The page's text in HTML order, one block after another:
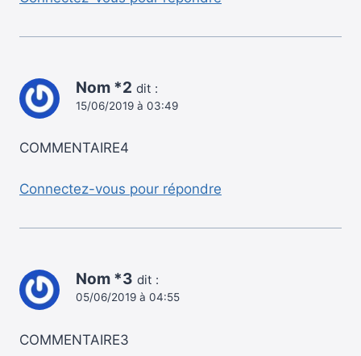
Nom *2 dit :
15/06/2019 à 03:49
COMMENTAIRE4
Connectez-vous pour répondre
Nom *3 dit :
05/06/2019 à 04:55
COMMENTAIRE3